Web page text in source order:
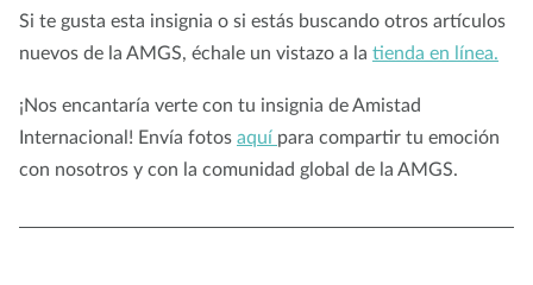
Si te gusta esta insignia o si estás buscando otros artículos
nuevos de la AMGS, échale un vistazo a la tienda en línea.
¡Nos encantaría verte con tu insignia de Amistad
Internacional! Envía fotos aquí para compartir tu emoción
con nosotros y con la comunidad global de la AMGS.